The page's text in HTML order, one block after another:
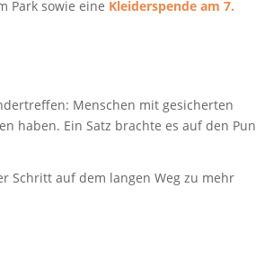
Park sowie eine Kleiderspende am 7.
Menschen mit gesicherten
haben. Ein Satz brachte es auf den
Schritt auf dem langen Weg zu mehr